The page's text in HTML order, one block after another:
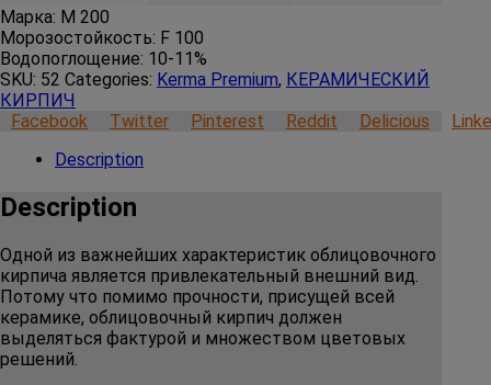
Марка: М 200
Морозостойкость: F 100
Водопоглощение: 10-11%
SKU: 52 Categories: Kerma Premium, КЕРАМИЧЕСКИЙ
КИРПИЧ
Facebook
Twitter Pinterest Reddit Delicious
Description
Description
Одной из важнейших характеристик облицовочного
кирпича является привлекательный внешний вид.
Потому что помимо прочности, присущей всей
керамике, облицовочный кирпич должен
выделяться фактурой и множеством цветовых
решений.